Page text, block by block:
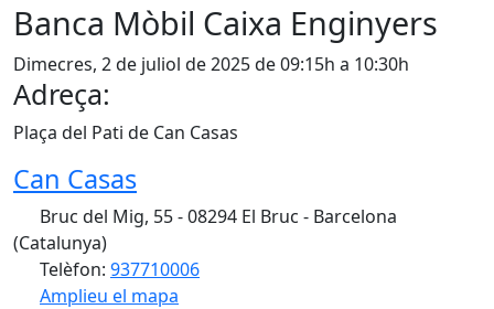
Banca Mòbil Caixa Enginyers
Dimecres, 2 de juliol de 2025 de 09:15h a 10:30h
Adreça:
Plaça del Pati de Can Casas
Can Casas
Bruc del Mig, 55 - 08294 El Bruc - Barcelona
(Catalunya)
Telèfon: 937710006
Amplieu el mapa